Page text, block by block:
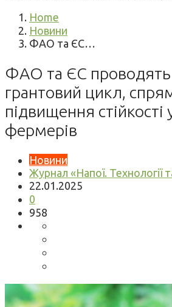
Home
Новини
ФАО та ЄС…
ФАО та ЄС проводять
грантовий цикл,
підвищення стійкості
фермерів
Новини
Журнал «Напої. Технології
22.01.2025
0
958